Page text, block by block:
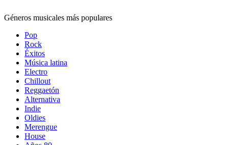
Géneros musicales más populares
Pop
Rock
Éxitos
Música latina
Electro
Chillout
Reggaetón
Alternativa
Indie
Oldies
Merengue
House